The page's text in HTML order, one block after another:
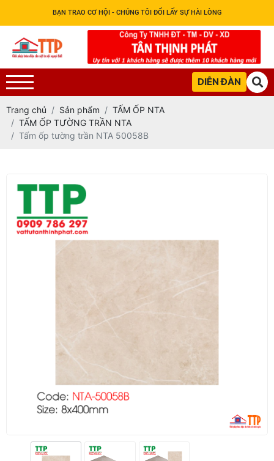
BẠN TRAO CƠ HỘI - CHÚNG TÔI ĐỔI LẤY SỰ HÀI LÒNG
DIỄN ĐÀN
Trang chủ Sản phẩm
TẤM ỐP NTA
TẤM ỐP TƯỜNG TRẦN NTA
Tấm ốp tường trần NTA 50058B